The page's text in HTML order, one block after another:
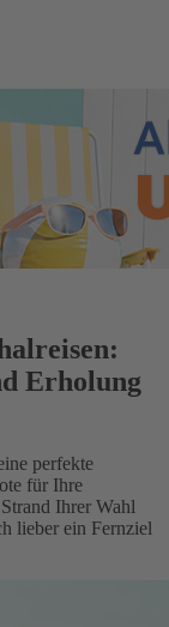
Erholung
perfekte
für Ihre
Ihrer Wahl
lieber ein Fernziel